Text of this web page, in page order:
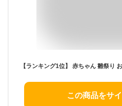
この商品をサ